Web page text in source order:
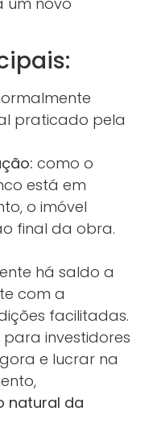
praticado pela
como o
está em
o imóvel
final da obra.
há saldo a
com a
facilitadas.
investidores
e lucrar na
natural da